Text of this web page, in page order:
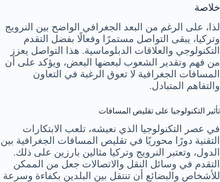
خلاصة
لذا، على الرغم من البعد الجغرافي الواضح بين النرويج
وتركيا، يبقى التواصل مستمرًا وفعالًا بفضل التقدم
التكنولوجي والعلاقات الدبلوماسية. هذا التواصل يعزز
من فهم وتقدير الشعوب لبعضها البعض، ويؤكد على أن
المسافات الجغرافية لا تعوق الرغبة في التعاون
والتفاهم المتبادل.
تأثير التكنولوجيا على تقليص المسافات
في عصر التكنولوجيا الذي نعيشه، تلعب الابتكارات
التقنية دورًا محوريًا في تقليص المسافات الجغرافية بين
الدول، وتعتبر النرويج وتركيا مثالين بارزين على ذلك.
التقدم في وسائل النقل والاتصالات جعل من الممكن
للأشخاص والبضائع أن تنتقل بين البلدين بكفاءة وسرعة